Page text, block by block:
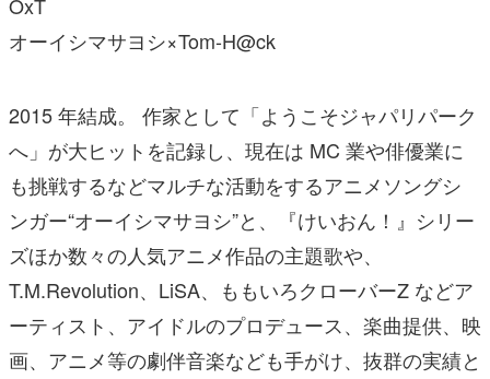
オーイシマサヨシ×Tom-H@ck
2015 年結成。 作家として「ようこそジャパリパーク
へ」が大ヒットを記録し、現在は MC 業や俳優業に
も挑戦するなどマルチな活動をするアニメソングシ
ンガー“オーイシマサヨシ”と、『けいおん！』シリー
ズほか数々の人気アニメ作品の主題歌や、
T.M.Revolution、LiSA、ももいろクローバーZ などア
ーティスト、アイドルのプロデュース、楽曲提供、映
画、アニメ等の劇伴音楽なども手がけ、抜群の実績と